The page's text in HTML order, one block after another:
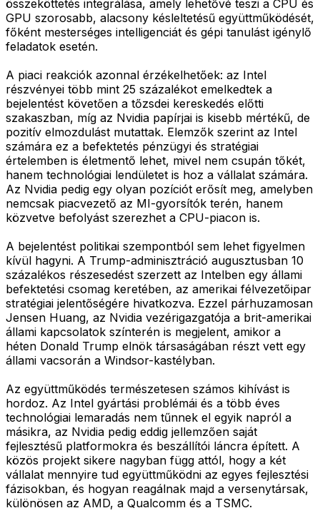
összeköttetés integrálása, amely lehetővé teszi a CPU és
GPU szorosabb, alacsony késleltetésű együttműködését,
főként mesterséges intelligenciát és gépi tanulást igénylő
feladatok esetén.
A piaci reakciók azonnal érzékelhetőek: az Intel
részvényei több mint 25 százalékot emelkedtek a
bejelentést követően a tőzsdei kereskedés előtti
szakaszban, míg az Nvidia papírjai is kisebb mértékű, de
pozitív elmozdulást mutattak. Elemzők szerint az Intel
számára ez a befektetés pénzügyi és stratégiai
értelemben is életmentő lehet, mivel nem csupán tőkét,
hanem technológiai lendületet is hoz a vállalat számára.
Az Nvidia pedig egy olyan pozíciót erősít meg, amelyben
nemcsak piacvezető az MI-gyorsítók terén, hanem
közvetve befolyást szerezhet a CPU-piacon is.
A bejelentést politikai szempontból sem lehet figyelmen
kívül hagyni. A Trump-adminisztráció augusztusban 10
százalékos részesedést szerzett az Intelben egy állami
befektetési csomag keretében, az amerikai félvezetőipar
stratégiai jelentőségére hivatkozva. Ezzel párhuzamosan
Jensen Huang, az Nvidia vezérigazgatója a brit-amerikai
állami kapcsolatok színterén is megjelent, amikor a
héten Donald Trump elnök társaságában részt vett egy
állami vacsorán a Windsor-kastélyban.
Az együttműködés természetesen számos kihívást is
hordoz. Az Intel gyártási problémái és a több éves
technológiai lemaradás nem tűnnek el egyik napról a
másikra, az Nvidia pedig eddig jellemzően saját
fejlesztésű platformokra és beszállítói láncra épített. A
közös projekt sikere nagyban függ attól, hogy a két
vállalat mennyire tud együttműködni az egyes fejlesztési
fázisokban, és hogyan reagálnak majd a versenytársak,
különösen az AMD, a Qualcomm és a TSMC.